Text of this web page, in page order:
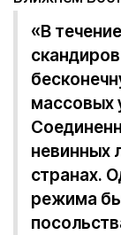
«В
массовых
невинных
странах.
режима